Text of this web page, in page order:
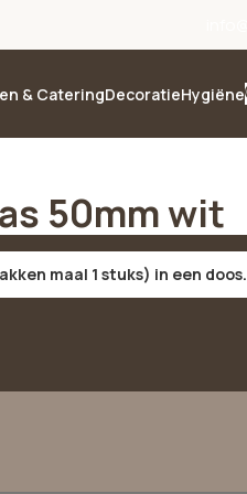
& CateringDecoratieHygiëne
50mm wit
maal 1 stuks) in een doos.